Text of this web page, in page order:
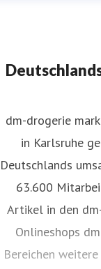
dm-drogerie
in Karlsruhe
Deutschlands
63.600
Artikel in den
Onlineshops
Bereichen